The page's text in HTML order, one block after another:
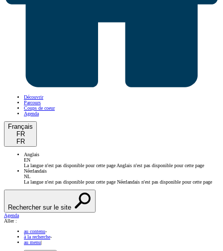
Découvrir
Parcours
Coups de coeur
Agenda
Français
FR
FR
Anglais
EN
La langue n'est pas disponible pour cette page Anglais n'est pas disponible pour cette page
Néerlandais
NL
La langue n'est pas disponible pour cette page Néerlandais n'est pas disponible pour cette page
Rechercher sur le site
Agenda
Aller :
au contenu-
à la recherche-
au menu|